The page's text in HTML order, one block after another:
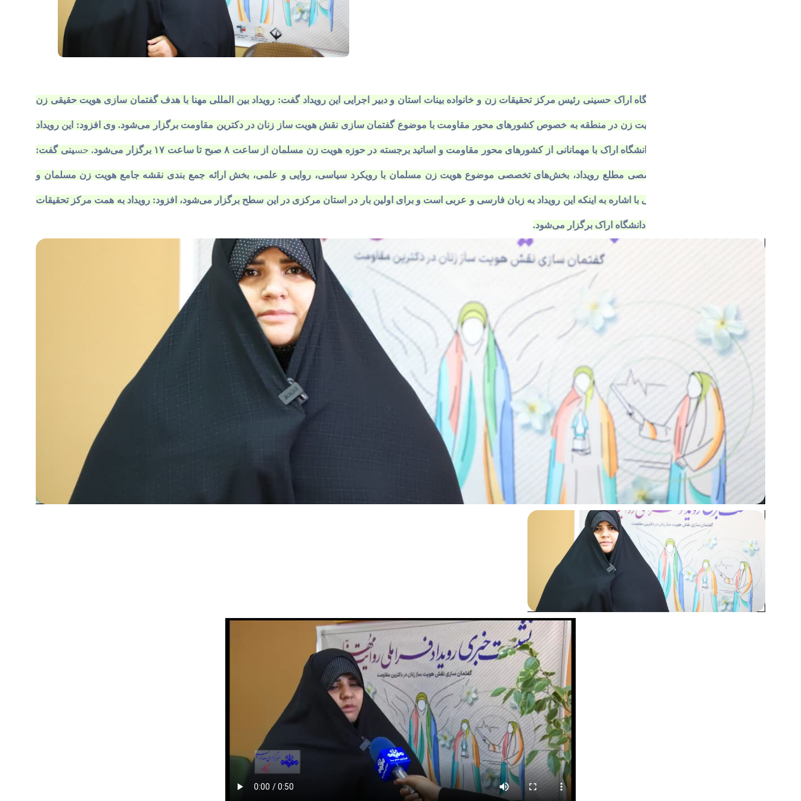
به گزارش روابط عمومی دانشگاه اراک حسینی رئیس مرکز تحقیقات زن و خانواده بینات استان و دبیر اجرایی این رویداد گفت: رویداد بین المللی مهنا با هدف گفتمان سازی هویت حقیقی زن
مسلمان و تبیین نقشه جامع هویت زن در منطقه به خصوص کشور‌های محور مقاومت با موضوع گفتمان سازی نقش هویت ساز زنان در دکترین مقاومت برگزار می‌شود. وی افزود: این رویداد
یک روزه در دهم بهمن ماه در دانشگاه اراک با مهمانانی از کشور‌های محور مقاومت و اساتید برجسته در حوزه هویت زن مسلمان از ساعت ۸ صبح تا ساعت ۱۷ برگزار می‌شود. حسینی گفت:
این رویداد دارای پنج بخش تخصصی مطلع رویداد، بخش‌های تخصصی موضوع هویت زن مسلمان با رویکرد سیاسی، روایی و علمی، بخش ارائه جمع بندی نقشه جامع هویت زن مسلمان و
اختتامیه برگزار می‌شود. حسینی با اشاره به اینکه این رویداد به زبان فارسی و عربی است و برای اولین بار در استان مرکزی در این سطح برگزار می‌شود، افزود: رویداد به همت مرکز تحقیقات
زنان و خانواده بینات و همکاری دانشگاه اراک برگزار می‌شود.